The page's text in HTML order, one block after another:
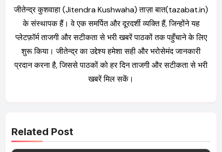
जीतेन्द्र कुशवाहा (Jitendra Kushwaha) ताज़ा बात(tazabat.in)
के संस्थापक हैं। वे एक समर्पित और दूरदर्शी व्यक्ति हैं, जिन्होंने यह
प्लेटफ़ॉर्म ताजगी और सटीकता से भरी खबरें पाठकों तक पहुँचाने के लिए
शुरू किया। जीतेन्द्र का उद्देश्य हमेशा सही और भरोसेमंद जानकारी
प्रदान करना है, जिससे पाठकों को हर दिन ताजगी और सटीकता से भरी
खबरें मिल सकें।
Related Post